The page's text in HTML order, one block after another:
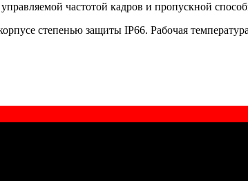
частотой кадров и пропускной
степенью защиты IP66. Рабочая